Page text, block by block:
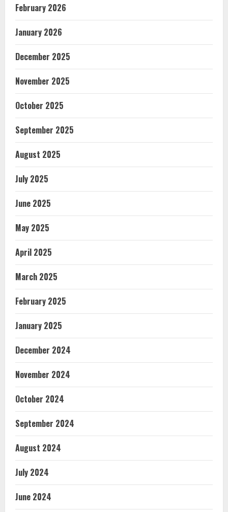
February 2026
January 2026
December 2025
November 2025
October 2025
September 2025
August 2025
July 2025
June 2025
May 2025
April 2025
March 2025
February 2025
January 2025
December 2024
November 2024
October 2024
September 2024
August 2024
July 2024
June 2024